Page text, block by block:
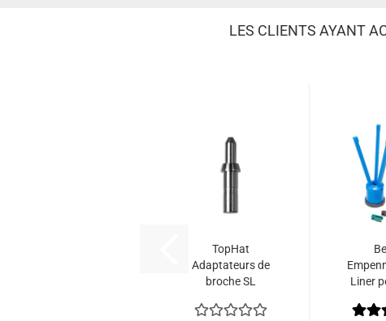
LES CLIENTS AYANT
TopHat
Adaptateurs de
broche SL
(12 pièces)
Liner